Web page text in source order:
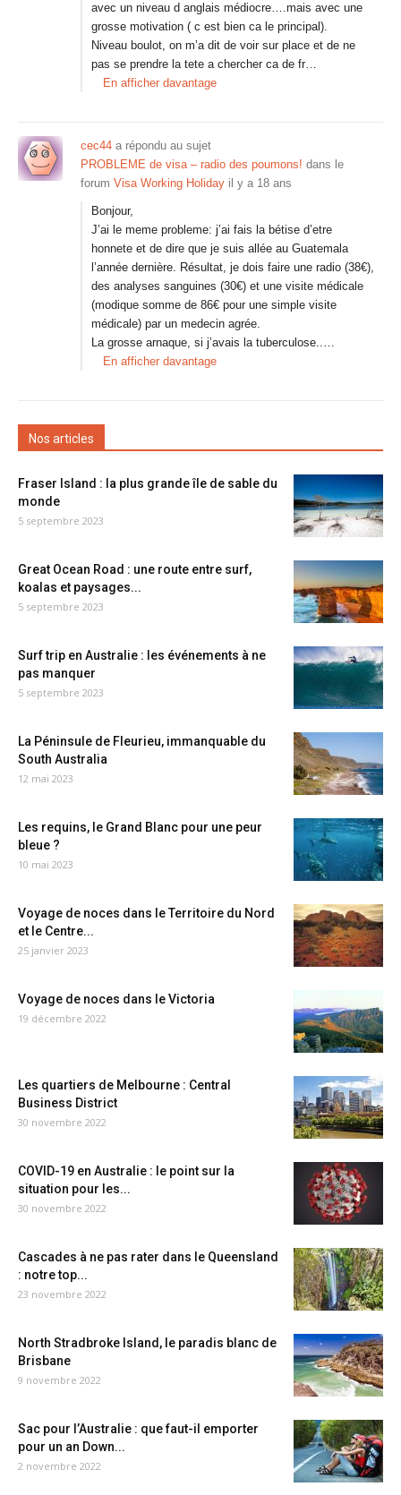
avec un niveau d anglais médiocre….mais avec une
grosse motivation ( c est bien ca le principal).
Niveau boulot, on m’a dit de voir sur place et de ne
pas se prendre la tete a chercher ca de fr…
En afficher davantage
cec44 a répondu au sujet
PROBLEME de visa – radio des poumons! dans le
forum Visa Working Holiday il y a 18 ans
Bonjour,
J’ai le meme probleme: j’ai fais la bétise d’etre
honnete et de dire que je suis allée au Guatemala
l’année dernière. Résultat, je dois faire une radio (38€),
des analyses sanguines (30€) et une visite médicale
(modique somme de 86€ pour une simple visite
médicale) par un medecin agrée.
La grosse arnaque, si j’avais la tuberculose..…
En afficher davantage
Nos articles
Fraser Island : la plus grande île de sable du
monde
5 septembre 2023
Great Ocean Road : une route entre surf,
koalas et paysages...
5 septembre 2023
Surf trip en Australie : les événements à ne
pas manquer
5 septembre 2023
La Péninsule de Fleurieu, immanquable du
South Australia
12 mai 2023
Les requins, le Grand Blanc pour une peur
bleue ?
10 mai 2023
Voyage de noces dans le Territoire du Nord
et le Centre...
25 janvier 2023
Voyage de noces dans le Victoria
19 décembre 2022
Les quartiers de Melbourne : Central
Business District
30 novembre 2022
COVID-19 en Australie : le point sur la
situation pour les...
30 novembre 2022
Cascades à ne pas rater dans le Queensland
: notre top...
23 novembre 2022
North Stradbroke Island, le paradis blanc de
Brisbane
9 novembre 2022
Sac pour l’Australie : que faut-il emporter
pour un an Down...
2 novembre 2022